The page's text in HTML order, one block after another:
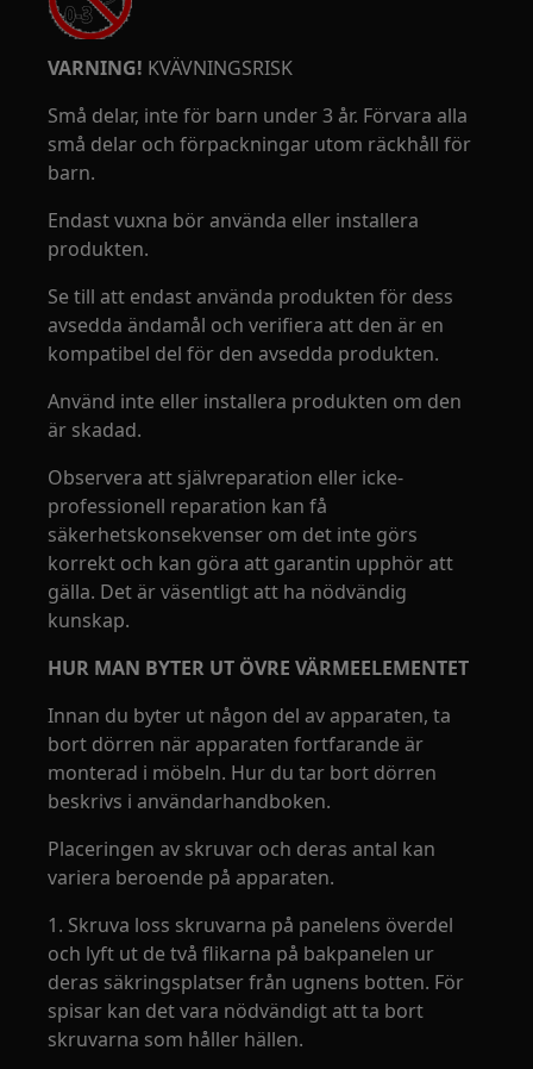
VARNING! KVÄVNINGSRISK
Små delar, inte för barn under 3 år. Förvara alla
små delar och förpackningar utom räckhåll för
barn.
Endast vuxna bör använda eller installera
produkten.
Se till att endast använda produkten för dess
avsedda ändamål och verifiera att den är en
kompatibel del för den avsedda produkten.
Använd inte eller installera produkten om den
är skadad.
Observera att självreparation eller icke-
professionell reparation kan få
säkerhetskonsekvenser om det inte görs
korrekt och kan göra att garantin upphör att
gälla. Det är väsentligt att ha nödvändig
kunskap.
HUR MAN BYTER UT ÖVRE VÄRMEELEMENTET
Innan du byter ut någon del av apparaten, ta
bort dörren när apparaten fortfarande är
monterad i möbeln. Hur du tar bort dörren
beskrivs i användarhandboken.
Placeringen av skruvar och deras antal kan
variera beroende på apparaten.
1. Skruva loss skruvarna på panelens överdel
och lyft ut de två flikarna på bakpanelen ur
deras säkringsplatser från ugnens botten. För
spisar kan det vara nödvändigt att ta bort
skruvarna som håller hällen.